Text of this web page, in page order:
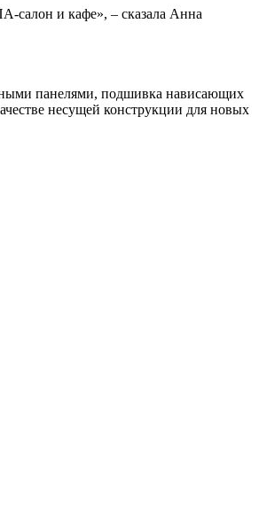
салон и кафе», – сказала Анна
панелями, подшивка нависающих
несущей конструкции для новых